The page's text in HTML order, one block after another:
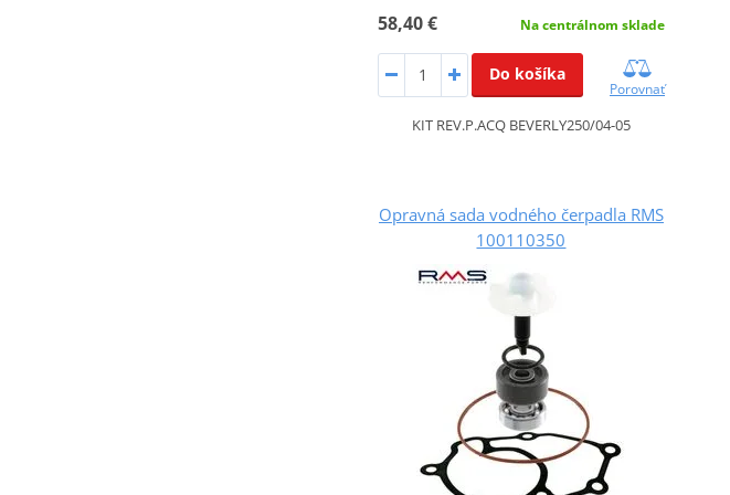
58,40 € Na centrálnom sklade
Do košíka
Porovnať
KIT REV.P.ACQ BEVERLY250/04-05
Opravná sada vodného čerpadla RMS
100110350